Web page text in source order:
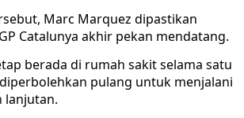
Marc Marquez dipastikan
Catalunya akhir pekan mendatang.
berada di rumah sakit selama satu
pulang untuk menjalani
lanjutan.